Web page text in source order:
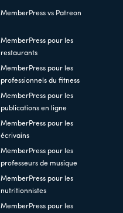
MemberPress vs Patreon
MemberPress pour les
restaurants
MemberPress pour les
professionnels du fitness
MemberPress pour les
publications en ligne
MemberPress pour les
écrivains
MemberPress pour les
professeurs de musique
MemberPress pour les
nutritionnistes
MemberPress pour les